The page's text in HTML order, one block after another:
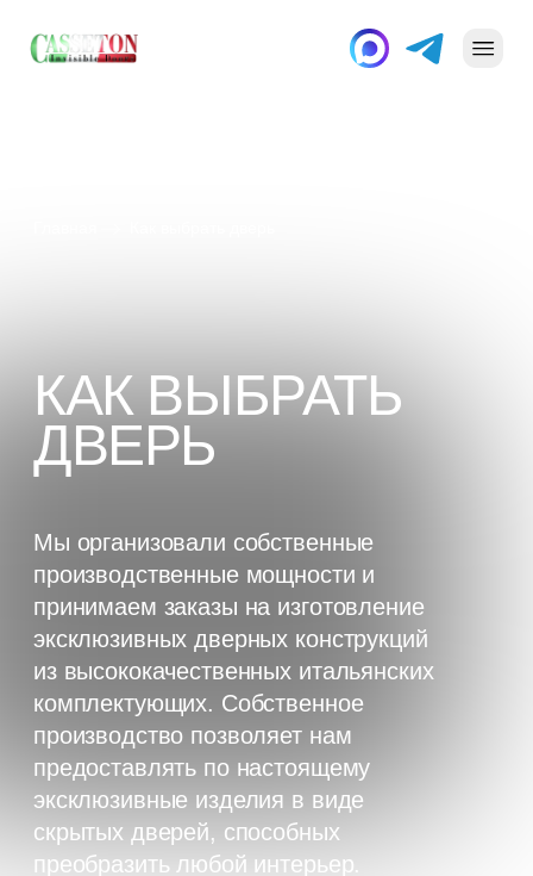
Мы организовали собственные
производственные мощности и
принимаем заказы на изготовление
эксклюзивных дверных конструкций
из высококачественных итальянских
предоставлять по настоящему
эксклюзивные изделия в виде
преобразить любой интерьер.